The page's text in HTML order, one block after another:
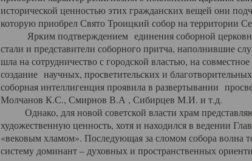
исторической ценностью этих гражданских вещей они
которую приобрел Свято Троицкий собор на территории
Ярким подтверждением единения соборной
стали и представители соборного притча, наполнившие
шла на сотрудничество с городской властью, на
создание научных, просветительских и
соборная интеллигенция проявила в развертывании
Молчанов К.С., Смирнов В.А , Сибирцев М.И. и т.д.
Однако, для новой советской власти храм
художественную ценность, хотя и находился в ведении
«вековым хламом». Последующая за сломом собора волна
систему доминант – духовных и пространственных